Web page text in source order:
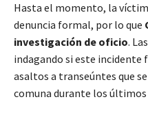
Hasta el momento, la
denuncia formal, por lo que
investigación de oficio.
indagando si este incidente
asaltos a transeúntes que
comuna durante los últimos